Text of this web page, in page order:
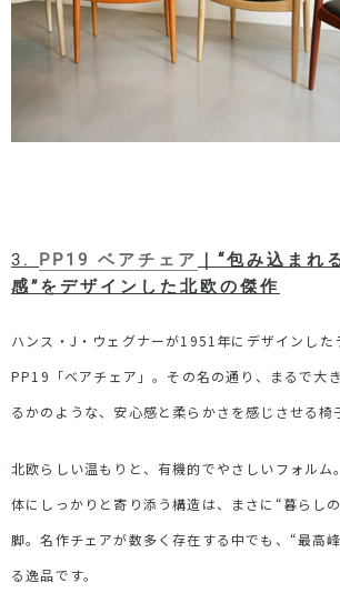
3. PP19 ベアチェア ｜ “包み込まれ
感”をデザインした北欧の傑作
ハンス・ J ・ウェグナーが1951 年にデザインした
PP19 「ベアチェア」。その名の通り、まるで大
るかのような、安心感と柔らかさを感じさせる椅
北欧らしい温もりと、有機的でやさしいフォルム
体にしっかりと寄り添う構造は、まさに “暮らし
脚。名作チェアが数多く存在する中でも、 “最高
る逸品です。